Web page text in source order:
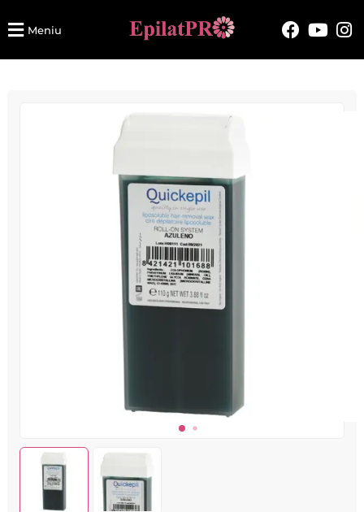
Meniu